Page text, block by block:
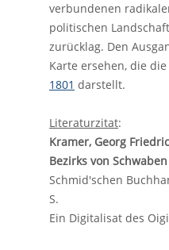
verbundenen
politischen
zurücklag. Den
Karte ersehen, die die
1801 darstellt.
Literaturzitat:
Kramer, Georg
Bezirks von
Schmid'schen
S.
Ein Digitalisat des